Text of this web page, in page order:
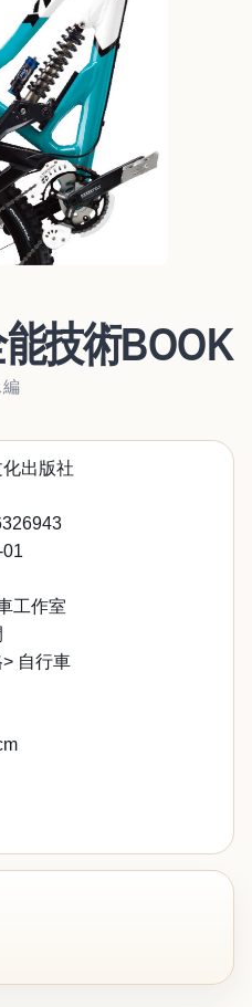
技術BOOK
編
出版社
工作室
自行車